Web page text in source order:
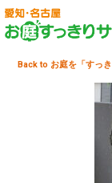
Back to お庭を「すっ